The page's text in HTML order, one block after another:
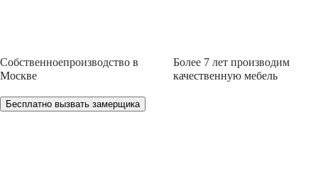
Собственноепроизводство в
Москве
Более 7 летпроизводим
качественную мебель
Бесплатно вызвать замерщика